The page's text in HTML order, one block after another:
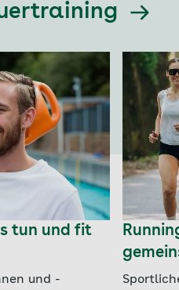
tun und fit
und -